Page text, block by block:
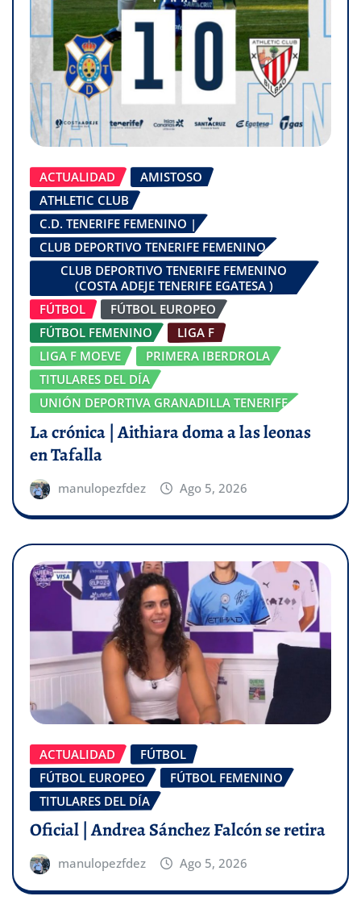
ACTUALIDAD
AMISTOSO
ATHLETIC CLUB
C.D. TENERIFE FEMENINO |
CLUB DEPORTIVO TENERIFE FEMENINO
CLUB DEPORTIVO TENERIFE FEMENINO
(COSTA ADEJE TENERIFE EGATESA )
FÚTBOL
FÚTBOL EUROPEO
FÚTBOL FEMENINO
LIGA F
LIGA F MOEVE
PRIMERA IBERDROLA
TITULARES DEL DÍA
UNIÓN DEPORTIVA GRANADILLA TENERIFE
La crónica | Aithiara doma a las leonas
en Tafalla
manulopezfdez Ago 5, 2026
ACTUALIDAD
FÚTBOL
FÚTBOL EUROPEO
FÚTBOL FEMENINO
TITULARES DEL DÍA
Oficial | Andrea Sánchez Falcón se retira
manulopezfdez Ago 5, 2026